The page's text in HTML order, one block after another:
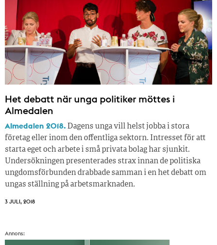
Het debatt när unga politiker möttes i
Almedalen
Almedalen 2018. Dagens unga vill helst jobba i stora
företag eller inom den offentliga sektorn. Intresset för att
starta eget och arbete i små privata bolag har sjunkit.
Undersökningen presenterades strax innan de politiska
ungdomsförbunden drabbade samman i en het debatt om
ungas ställning på arbetsmarknaden.
3 JULI, 2018
Annons: